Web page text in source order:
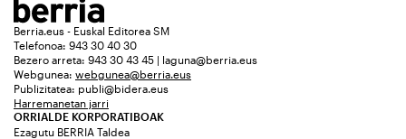
Berria.eus - Euskal Editorea SM
Telefonoa: 943 30 40 30
Bezero arreta: 943 30 43 45 | laguna@berria.eus
Webgunea: webgunea@berria.eus
Publizitatea: publi@bidera.eus
Harremanetan jarri
ORRIALDE KORPORATIBOAK
Ezagutu BERRIA Taldea